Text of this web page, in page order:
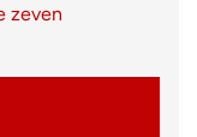
zeven